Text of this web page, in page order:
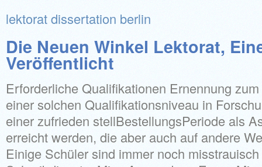
lektorat dissertation berlin
Die Neuen Winkel Lektorat,
Veröffentlicht
Erforderliche Qualifikationen Ernennung
einer solchen Qualifikationsniveau in
einer zufrieden stellBestellungsPeriode als
erreicht werden, die aber auch auf andere
Einige Schüler sind immer noch